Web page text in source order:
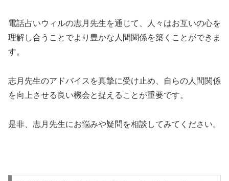
電話占いウィルの志月先生を通じて、人々はお互いの心を
理解し合うことでより豊かな人間関係を築くことができま
す。
志月先生のアドバイスを真摯に受け止め、自らの人間関係
を向上させる良い機会と捉えることが重要です。
是非、志月先生にお悩みや疑問を相談してみてください。